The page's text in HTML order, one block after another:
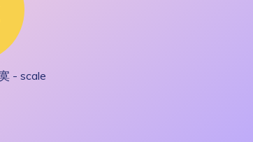
- scale